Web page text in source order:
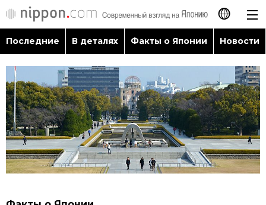
日本語
English
简体字
繁體字
Français
Последние
В деталях
Последние В деталях Факты о Японии Новости